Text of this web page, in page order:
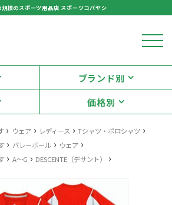
模のスポーツ用品店 スポーツコバヤシ
ブランド別
価格別
› ウェア› レディース ›Tシャツ・ポロシャツ ›
› バレーボール› ウェア ›
› A～G › DESCENTE（デサント） ›